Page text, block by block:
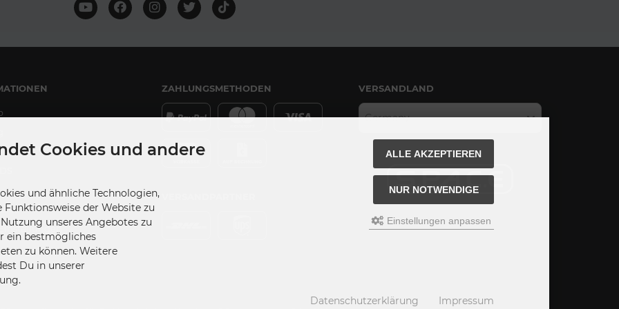
ZAHLUNGSMETHODEN VERSANDLAND
Germany
Cookies und andere
und ähnliche Technologien,
der Website zu
unseres Angebotes zu
ein bestmögliches
zu können. Weitere
Du in unserer
ALLE AKZEPTIEREN
NUR NOTWENDIGE
Einstellungen anpassen
Datenschutzerklärung Impressum